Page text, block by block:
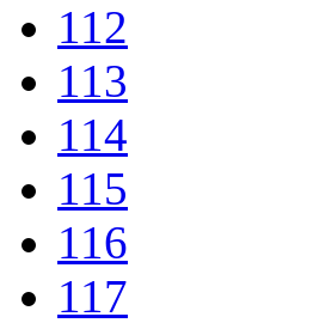
112
113
114
115
116
117